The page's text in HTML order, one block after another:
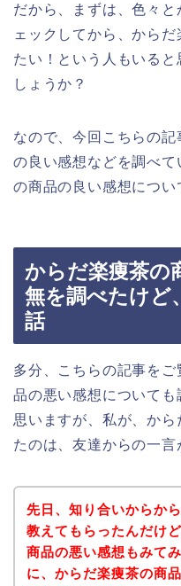
だから、まずは、色々
ェックしてから、から
たい！という人もいる
しょうか？
なので、今回こちらの
の良い感想などを調べ
の商品の良い感想につ
からだ楽痩茶の
無を調べたけど
話
多分、こちらの記事を
品の悪い感想についても
思いますが、私が、か
たのは、友達からの一言
先日、知り合いからか
教えてもらったんだけ
商品の悪い感想もみて
に、からだ楽痩茶の商